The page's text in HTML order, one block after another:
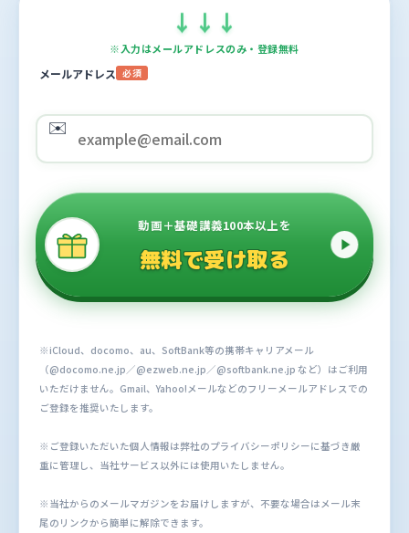
↓ ↓ ↓
※入力はメールアドレスのみ・登録無料
メールアドレス 必須
✉️
動画＋基礎講義100本以上を
無料で受け取る
※iCloud、docomo、au、SoftBank等の携帯キャリアメール
（@docomo.ne.jp／@ezweb.ne.jp／@softbank.ne.jp など）はご利用
いただけません。Gmail、Yahoo!メールなどのフリーメールアドレスでの
ご登録を推奨いたします。
※ご登録いただいた個人情報は弊社のプライバシーポリシーに基づき厳
重に管理し、当社サービス以外には使用いたしません。
※当社からのメールマガジンをお届けしますが、不要な場合はメール末
尾のリンクから簡単に解除できます。